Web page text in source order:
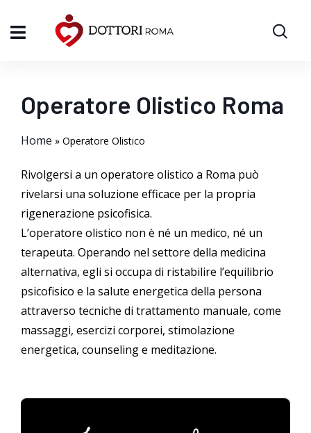
Operatore Olistico Roma
Home » Operatore Olistico
Rivolgersi a un operatore olistico a Roma può
rivelarsi una soluzione efficace per la propria
rigenerazione psicofisica.
L’operatore olistico non è né un medico, né un
terapeuta. Operando nel settore della medicina
alternativa, egli si occupa di ristabilire l’equilibrio
psicofisico e la salute energetica della persona
attraverso tecniche di trattamento manuale, come
massaggi, esercizi corporei, stimolazione
energetica, counseling e meditazione.